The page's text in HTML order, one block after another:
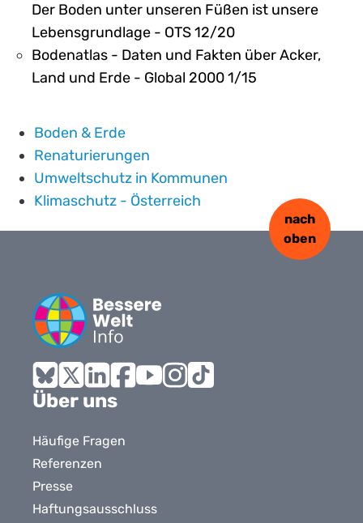
Der Boden unter unseren Füßen ist unsere
Lebensgrundlage - OTS 12/20
Bodenatlas - Daten und Fakten über Acker,
Land und Erde - Global 2000 1/15
Boden & Erde
Renaturierungen
Umweltschutz in Kommunen
Klimaschutz - Österreich
Bluesky
X LinkedInFacebook
nach
oben
Über uns
Häufige Fragen
Referenzen
Presse
Haftungsausschluss